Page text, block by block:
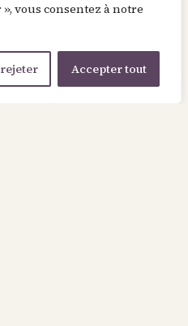
vous consentez à notre
Accepter tout